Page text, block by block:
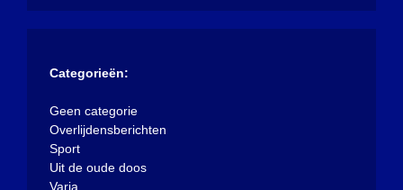
Categorieën:
Geen categorie
Overlijdensberichten
Sport
Uit de oude doos
Varia